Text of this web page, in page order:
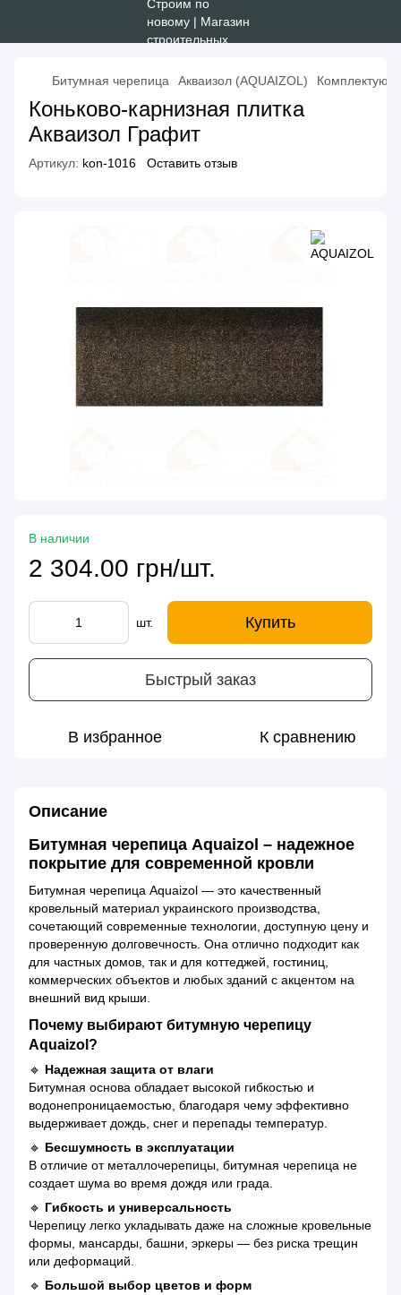
Битумная черепица Акваизол (AQUAIZOL)
Коньково-карнизная плитка
Акваизол Графит
Артикул: kon-1016 Оставить отзыв
В наличии
2 304.00 грн/шт.
шт. Купить
Быстрый заказ
В избранное К сравнению
Описание
Битумная черепица Aquaizol – надежное
покрытие для современной кровли
Битумная черепица Aquaizol — это качественный
кровельный материал украинского производства,
сочетающий современные технологии, доступную цену и
проверенную долговечность. Она отлично подходит как
для частных домов, так и для коттеджей, гостиниц,
коммерческих объектов и любых зданий с акцентом на
внешний вид крыши.
Почему выбирают битумную черепицу
Aquaizol?
🔹 Надежная защита от влаги
Битумная основа обладает высокой гибкостью и
водонепроницаемостью, благодаря чему эффективно
выдерживает дождь, снег и перепады температур.
🔹 Бесшумность в эксплуатации
В отличие от металлочерепицы, битумная черепица не
создает шума во время дождя или града.
🔹 Гибкость и универсальность
Черепицу легко укладывать даже на сложные кровельные
формы, мансарды, башни, эркеры — без риска трещин
или деформаций.
🔹 Большой выбор цветов и форм